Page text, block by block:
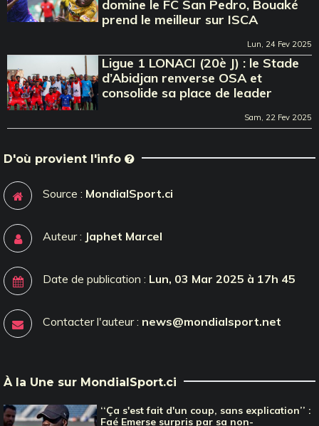
domine le FC San Pedro, Bouaké
prend le meilleur sur ISCA
Lun, 24 Fev 2025
Ligue 1 LONACI (20è J) : le Stade
d’Abidjan renverse OSA et
consolide sa place de leader
Sam, 22 Fev 2025
D'où provient l'info
Source : MondialSport.ci
Auteur : Japhet Marcel
Date de publication : Lun, 03 Mar 2025 à 17h 45
Contacter l'auteur : news@mondialsport.net
À la Une sur MondialSport.ci
‘‘Ça s'est fait d'un coup, sans explication’’ :
Faé Emerse surpris par sa non-